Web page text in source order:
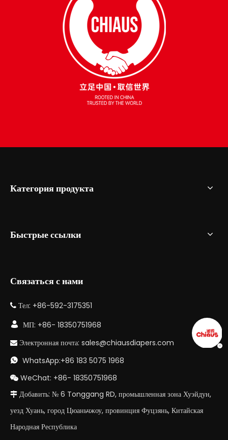
Категория продукта
Быстрые ссылки
Связаться с нами
 Тел: +86-592-3175351
 МП: +86- 18350751968
 Электронная почта: sales@chiausdiapers.com
 WhatsApp:+86 183 5075 1968
 WeChat: +86- 18350751968
 Добавить: № 6 Tonggang RD, промышленная зона Хуэйдун,
уезд Хуань, город Цюаньчжоу, провинция Фуцзянь, Китайская
Народная Республика